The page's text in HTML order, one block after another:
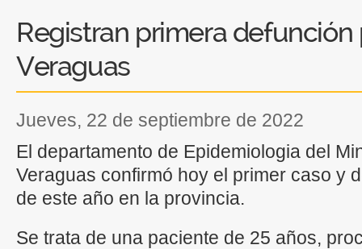
Registran primera defunción
Veraguas
jueves, 22 de septiembre de 2022
El departamento de Epidemiologia del
Veraguas confirmó hoy el primer caso y
de este año en la provincia.
Se trata de una paciente de 25 años,